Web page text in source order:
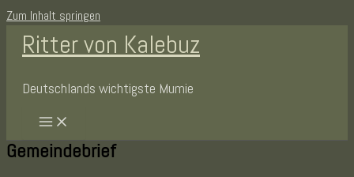
Zum Inhalt springen
Ritter von Kalebuz
Deutschlands wichtigste Mumie
Gemeindebrief